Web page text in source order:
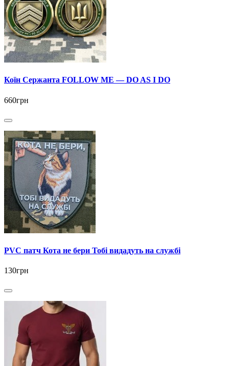
Коїн Сержанта FOLLOW ME — DO AS I DO
660грн
PVC патч Кота не бери Тобі видадуть на службі
130грн